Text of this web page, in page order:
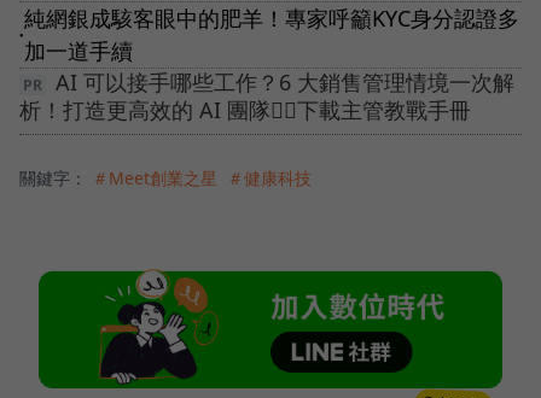
●
純網銀成駭客眼中的肥羊！專家呼籲KYC身分認證多
加一道手續
AI 可以接手哪些工作？6 大銷售管理情境一次解
析！打造更高效的 AI 團隊👉🏻下載主管教戰手冊
關鍵字： ＃Meet創業之星 ＃健康科技